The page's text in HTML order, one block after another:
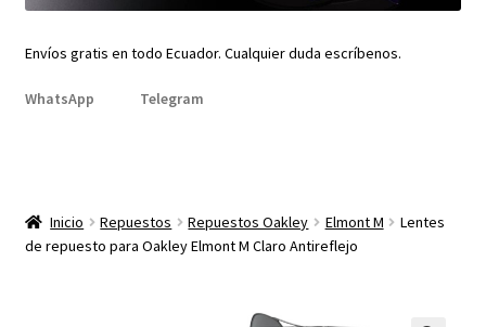
menu
Envíos gratis en todo Ecuador. Cualquier duda escríbenos.
WhatsApp Telegram
Inicio Repuestos Repuestos Oakley Elmont M
Lentes
de repuesto para Oakley Elmont M Claro Antireflejo